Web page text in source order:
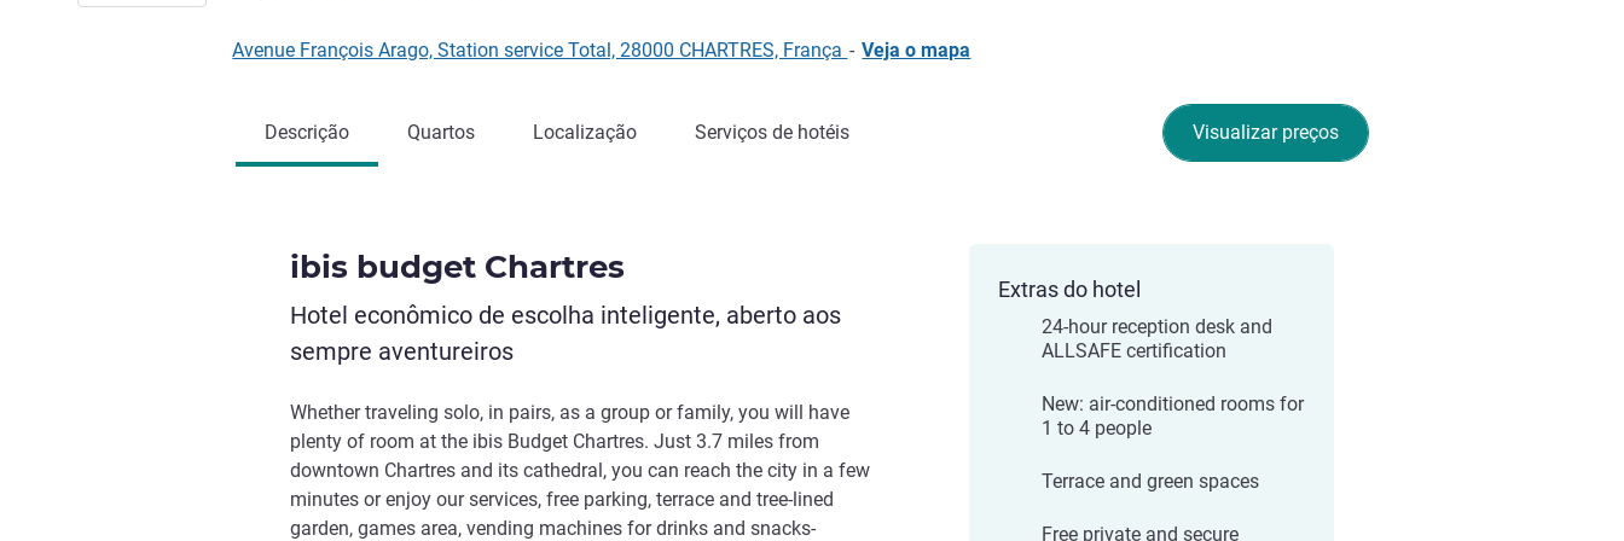
Avenue François Arago, Station service Total, 28000 CHARTRES, França - Veja o mapa
Visualizar preços
Descrição Quartos Localização Serviços de hotéis
ibis budget Chartres
Hotel econômico de escolha inteligente, aberto aos
sempre aventureiros
Whether traveling solo, in pairs, as a group or family, you will have
plenty of room at the ibis Budget Chartres. Just 3.7 miles from
downtown Chartres and its cathedral, you can reach the city in a few
minutes or enjoy our services, free parking, terrace and tree-lined
garden, games area, vending machines for drinks and snacks-
Extras do hotel
24-hour reception desk and
ALLSAFE certification
New: air-conditioned rooms for
1 to 4 people
Terrace and green spaces
Free private and secure